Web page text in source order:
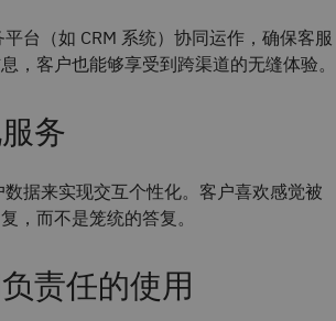
台（如 CRM 系统）协同运作，确保客服
，客户也能够享受到跨渠道的无缝体验。
务
据来实现交互个性化。客户喜欢感觉被
，而不是笼统的答复。
责任的使用